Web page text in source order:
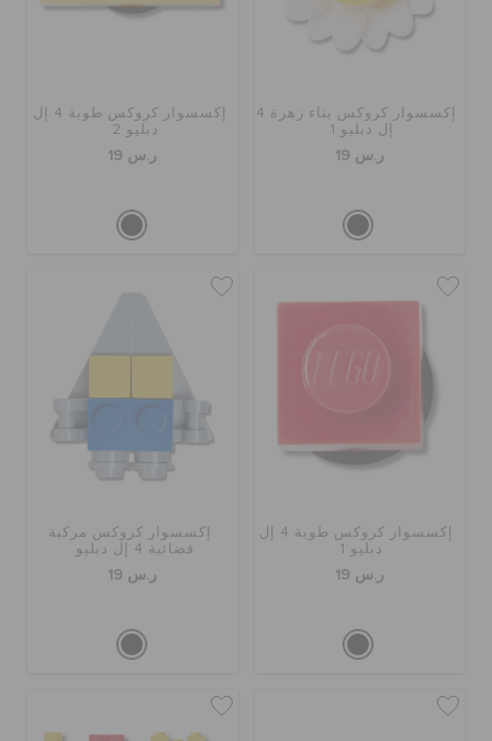
قائمة الامنيات
الطلبيات المرتجعة
خدمة العملاء
إكسسوار كروكس بناء زهرة 4
إل دبليو 1
ر.س 19
إكسسوار كروكس طوبة 4 إل
دبليو 2
ر.س 19
إكسسوار كروكس طوبة 4 إل
دبليو 1
ر.س 19
إكسسوار كروكس مركبة
فضائية 4 إل دبليو
ر.س 19